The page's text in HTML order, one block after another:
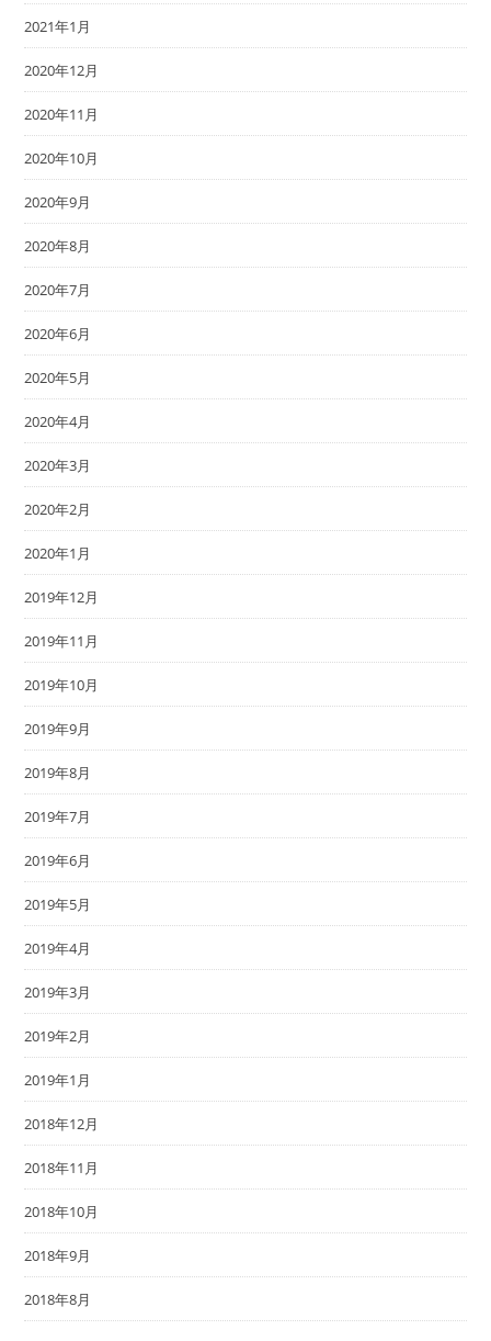
2021年1月
2020年12月
2020年11月
2020年10月
2020年9月
2020年8月
2020年7月
2020年6月
2020年5月
2020年4月
2020年3月
2020年2月
2020年1月
2019年12月
2019年11月
2019年10月
2019年9月
2019年8月
2019年7月
2019年6月
2019年5月
2019年4月
2019年3月
2019年2月
2019年1月
2018年12月
2018年11月
2018年10月
2018年9月
2018年8月